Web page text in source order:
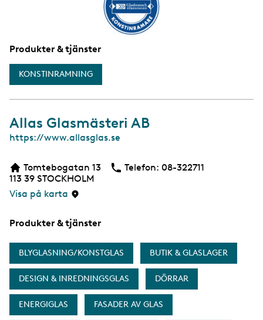
Produkter & tjänster
KONSTINRAMNING
Allas Glasmästeri AB
W
b
s
i
https://www.allasglas.se
Tomtebogatan 13
113 39 STOCKHOLM
Visa på karta
Telefon: Telefon
08-322711
Produkter & tjänster
BLYGLASNING/KONSTGLAS BUTIK & GLASLAGER
DESIGN & INREDNINGSGLAS DÖRRAR
ENERGIGLAS FASADER AV GLAS